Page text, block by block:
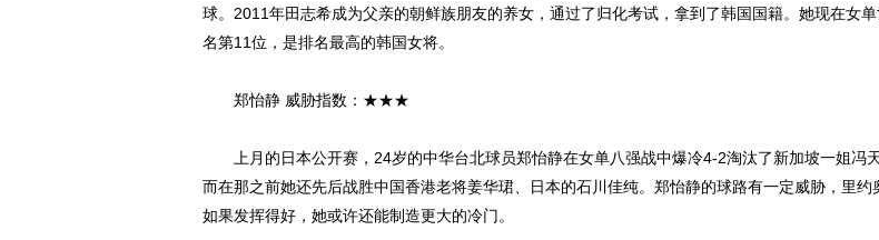
球。2011年田志希成为父亲的朝鲜族朋友的养女，通过了归化考试，拿到了韩国国籍。她现在女
名第11位，是排名最高的韩国女将。
郑怡静 威胁指数：★★★
上月的日本公开赛，24岁的中华台北球员郑怡静在女单八强战中爆冷4-2淘汰了新加坡一姐冯天
而在那之前她还先后战胜中国香港老将姜华珺、日本的石川佳纯。郑怡静的球路有一定威胁，里约
如果发挥得好，她或许还能制造更大的冷门。